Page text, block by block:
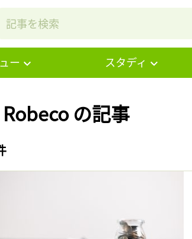
ー スタディ
の記事